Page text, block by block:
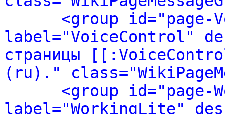
<group id="page-
label="VoiceControl"
страницы
(ru)."
<group id="page-
label="WorkingLite"